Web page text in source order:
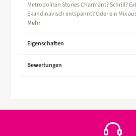
Metropolitan Stories Charmant? Schrill?
Skandinavisch entspannt? Oder ein Mix
Mehr
Eigenschaften
Bewertungen